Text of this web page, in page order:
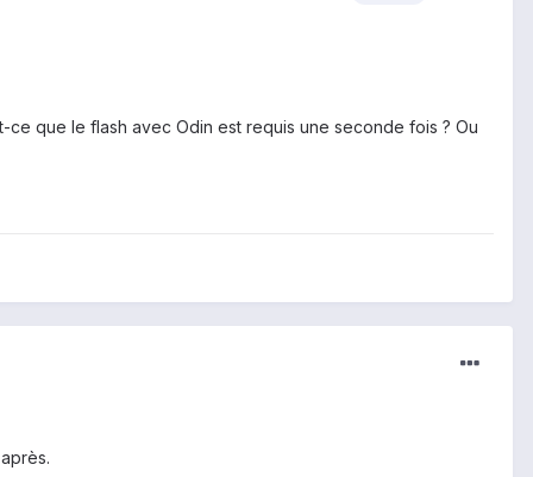
que le flash avec Odin est requis une seconde fois ? Ou